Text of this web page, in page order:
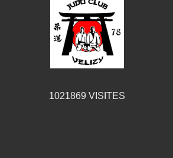
1021869 VISITES